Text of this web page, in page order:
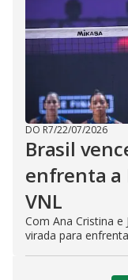
DO R7/22/07/2026
Brasil
enfrenta a
VNL
Com Ana Cristina e
virada para